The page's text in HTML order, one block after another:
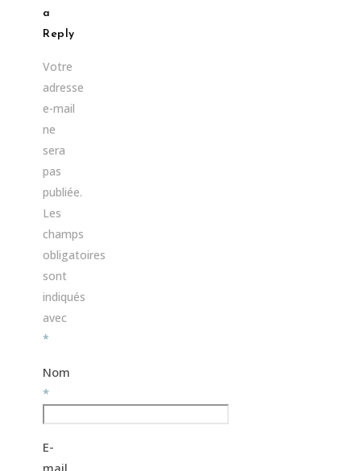
a
Reply
Votre
adresse
e-mail
ne
sera
pas
publiée.
Les
champs
obligatoires
sont
indiqués
avec
*
Nom
*
E-